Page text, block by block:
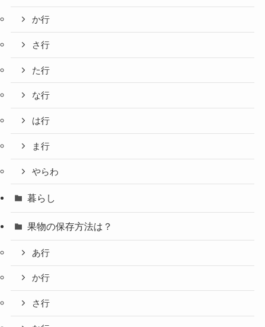
か行
さ行
た行
な行
は行
ま行
やらわ
暮らし
果物の保存方法は？
あ行
か行
さ行